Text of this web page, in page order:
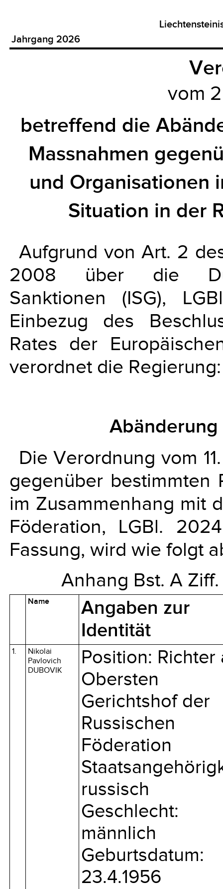
Jahrgang 2026
vom
betreffend die
Massnahmen
und Organisationen
Situation in der
Aufgrund von Art. 2
2008 über die
Sanktionen (ISG),
Einbezug des
Rates der
verordnet die Regierung:
Die Verordnung vom
gegenüber bestimmten
im Zusammenhang mit
Föderation, LGBl.
Fassung, wird wie folgt
Anhang Bst. A Ziff.
Name
Angaben zur
Identität
1.
Nikolai
Pavlovich
DUBOVIK
Position: Richter
Obersten
Gerichtshof der
Russischen
Föderation
russisch
Geschlecht:
männlich
Geburtsdatum:
23.4.1956